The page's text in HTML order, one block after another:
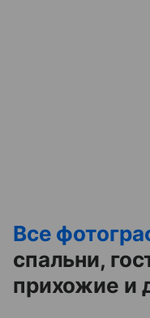
Все
спальни,
прихожие и